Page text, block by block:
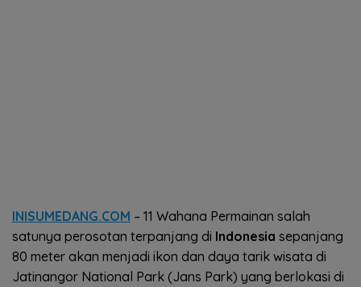
INISUMEDANG.COM – 11 Wahana Permainan salah
satunya perosotan terpanjang di Indonesia sepanjang
80 meter akan menjadi ikon dan daya tarik wisata di
Jatinangor National Park (Jans Park) yang berlokasi di